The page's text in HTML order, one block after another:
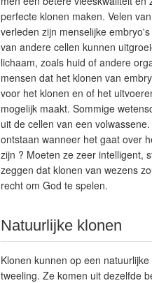
perfecte klonen maken. Velen
verleden zijn menselijke
van andere cellen kunnen
lichaam, zoals huid of andere
mensen dat het klonen van
voor het klonen en of het
mogelijk maakt. Sommige
uit de cellen van een
ontstaan wanneer het gaat over
zijn ? Moeten ze zeer intelligent,
zeggen dat klonen van wezens
recht om God te spelen.
Natuurlijke klonen
Klonen kunnen op een
tweeling. Ze komen uit dezelfde